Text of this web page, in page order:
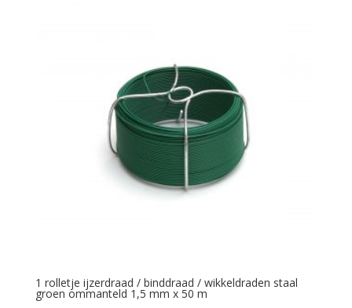
1 rolletje ijzerdraad / binddraad / wikkeldraden staal
groen ommanteld 1,5 mm x 50 m